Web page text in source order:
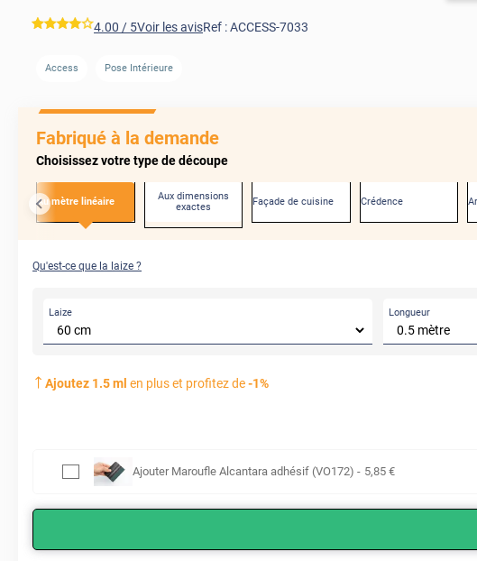
*****
4.00 / 5Voir les avisRef :ACCESS-7033
Access Pose Intérieure
Fabriqué à la demande
Choisissez votre type de découpe
Au mètre linéaire
Aux dimensions
exactes
Façade de cuisine Crédence
Qu'est-ce que la laize ?
Laize Longueur
Ajoutez 1.5ml en plus et profitez de-1%
Ajouter Maroufle Alcantara adhésif (VO172) - 5,85 €